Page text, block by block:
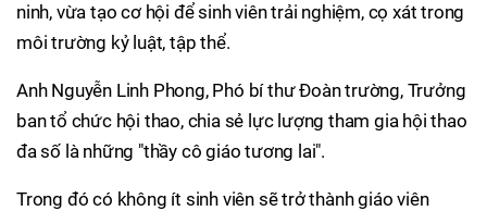
ninh, vừa tạo cơ hội để sinh viên trải nghiệm, cọ xát trong
môi trường kỷ luật, tập thể.
Anh Nguyễn Linh Phong, Phó bí thư Đoàn trường, Trưởng
ban tổ chức hội thao, chia sẻ lực lượng tham gia hội thao
đa số là những "thầy cô giáo tương lai".
Trong đó có không ít sinh viên sẽ trở thành giáo viên